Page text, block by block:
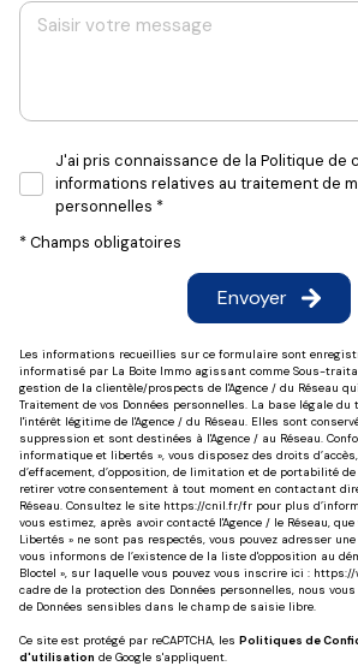
J'ai pris connaissance de la Politique de
informations relatives au traitement de
personnelles *
* Champs obligatoires
Envoyer
Les informations recueillies sur ce formulaire sont
informatisé par La Boite Immo agissant comme Sous-
gestion de la clientèle/prospects de l'Agence / du Réseau
Traitement de vos Données personnelles. La base légale
l'intérêt légitime de l'Agence / du Réseau. Elles sont
suppression et sont destinées à l'Agence / au Réseau.
informatique et libertés », vous disposez des droits
d’effacement, d’opposition, de limitation et de portabilité de
retirer votre consentement à tout moment en contactant
Réseau. Consultez le site https://cnil.fr/fr pour plus
vous estimez, après avoir contacté l'Agence / le Réseau,
Libertés » ne sont pas respectés, vous pouvez adresser
vous informons de l’existence de la liste d'opposition au
Bloctel », sur laquelle vous pouvez vous inscrire ici : https://
cadre de la protection des Données personnelles, nous
de Données sensibles dans le champ de saisie libre.
Ce site est protégé par reCAPTCHA, les Politiques de
d'utilisation de Google s'appliquent.